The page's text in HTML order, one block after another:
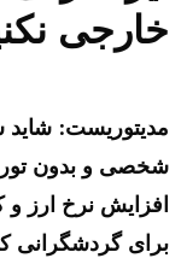
خارجی
مدیتوریست: شاید
شخصی و بدون تور
افزایش نرخ ارز
برای گردشگرانی